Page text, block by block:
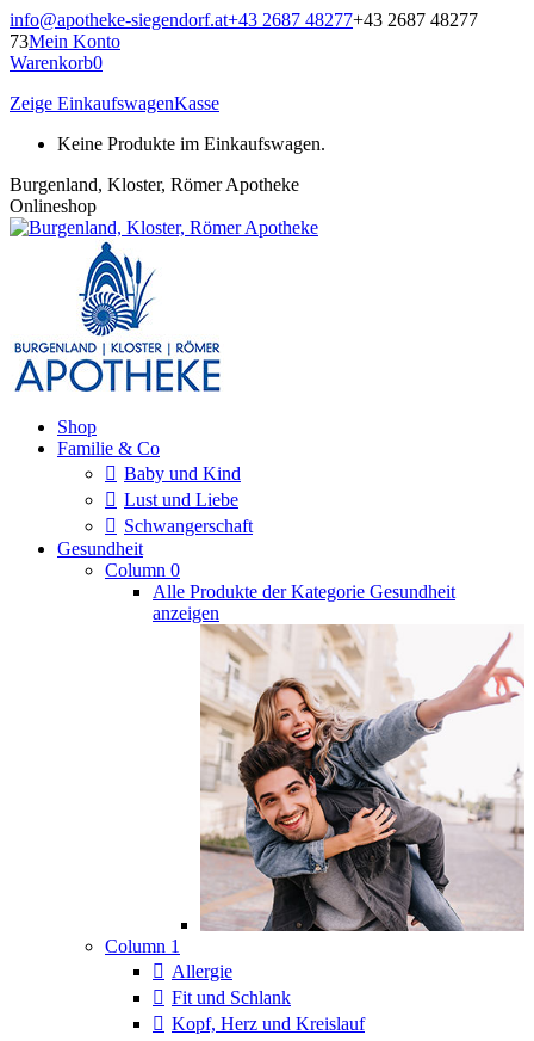
Zum
Inhalt
springen
info@apotheke-siegendorf.at+43 2687 48277+43 2687 48277
73Mein Konto
Warenkorb0
Zeige EinkaufswagenKasse
Keine Produkte im Einkaufswagen.
Burgenland, Kloster, Römer Apotheke
Onlineshop
Shop
Familie & Co
Baby und Kind
Lust und Liebe
Schwangerschaft
Gesundheit
Column 0
Alle Produkte der Kategorie Gesundheit
anzeigen
Column 1
Allergie
Fit und Schlank
Kopf, Herz und Kreislauf